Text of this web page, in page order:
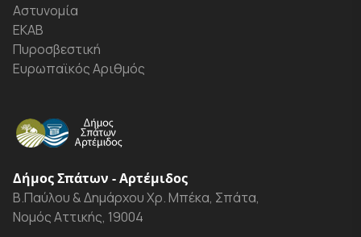
Αστυνομία
ΕΚΑΒ
Πυροσβεστική
Ευρωπαϊκός Αριθμός
Δήμος Σπάτων - Αρτέμιδος
Β.Παύλου & Δημάρχου Χρ. Μπέκα, Σπάτα,
Νομός Αττικής, 19004